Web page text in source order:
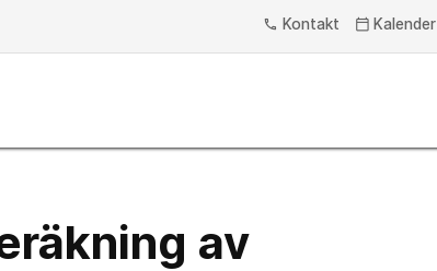
phone Kontakt calendar_today Kalender
av